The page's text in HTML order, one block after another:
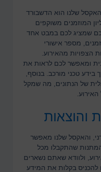
שלנו הוא הדשבורד
המוזמנים משוקפים
שמציג לכם במבט אחד
מספר אישורי
הצפויות מהאירוע.
ומאפשר לכם לראות את
טכני מורכב. בנוסף,
של הנתונים, מה שמקל
והוצאות
והאקסל שלנו מאפשר
שהתקבלו מכל
ולוודא שאתם נשארים
להכניס בקלות את המידע